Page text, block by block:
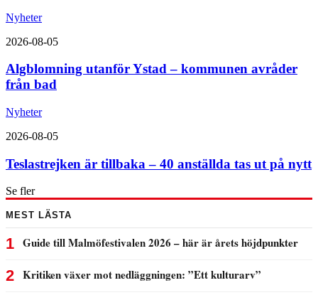
Nyheter
2026-08-05
Algblomning utanför Ystad – kommunen avråder
från bad
Nyheter
2026-08-05
Teslastrejken är tillbaka – 40 anställda tas ut på nytt
Se fler